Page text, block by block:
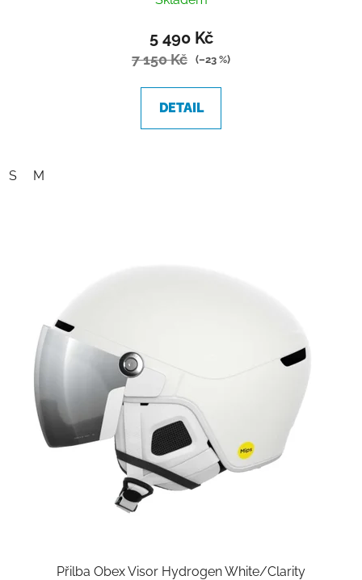
5 490 Kč
7 150 Kč (–23 %)
DETAIL
S M
Přilba Obex Visor Hydrogen White/Clarity